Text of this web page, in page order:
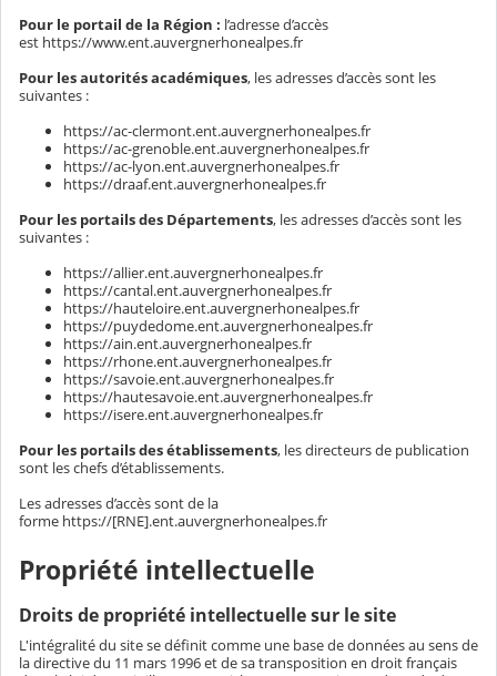
Pour le portail de la Région : l’adresse d’accès
est https://www.ent.auvergnerhonealpes.fr
Pour les autorités académiques, les adresses d’accès sont les
suivantes :
https://ac-clermont.ent.auvergnerhonealpes.fr
https://ac-grenoble.ent.auvergnerhonealpes.fr
https://ac-lyon.ent.auvergnerhonealpes.fr
https://draaf.ent.auvergnerhonealpes.fr
Pour les portails des Départements, les adresses d’accès sont les
suivantes :
https://allier.ent.auvergnerhonealpes.fr
https://cantal.ent.auvergnerhonealpes.fr
https://hauteloire.ent.auvergnerhonealpes.fr
https://puydedome.ent.auvergnerhonealpes.fr
https://ain.ent.auvergnerhonealpes.fr
https://rhone.ent.auvergnerhonealpes.fr
https://savoie.ent.auvergnerhonealpes.fr
https://hautesavoie.ent.auvergnerhonealpes.fr
https://isere.ent.auvergnerhonealpes.fr
Pour les portails des établissements, les directeurs de publication
sont les chefs d’établissements.
Les adresses d’accès sont de la
forme https://[RNE].ent.auvergnerhonealpes.fr
Propriété intellectuelle
Droits de propriété intellectuelle sur le site
L'intégralité du site se définit comme une base de données au sens de
la directive du 11 mars 1996 et de sa transposition en droit français